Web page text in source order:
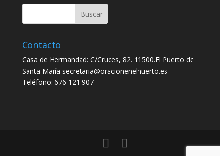
Contacto
Casa de Hermandad: C/Cruces, 82. 11500.El Puerto de
Santa María secretaria@oracionenelhuerto.es
Teléfono: 676 121 907